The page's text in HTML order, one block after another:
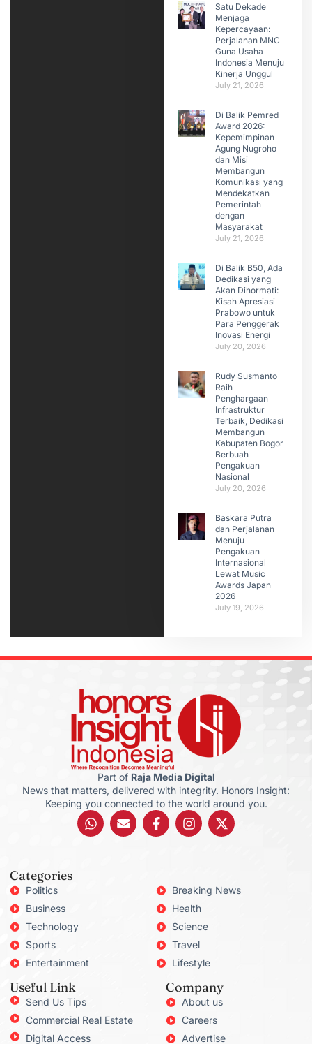
Satu Dekade
Menjaga
Kepercayaan:
Perjalanan MNC
Guna Usaha
Indonesia Menuju
Kinerja Unggul
July 21, 2026
Di Balik Pemred
Award 2026:
Kepemimpinan
Agung Nugroho
dan Misi
Membangun
Komunikasi yang
Mendekatkan
Pemerintah
dengan
Masyarakat
July 21, 2026
Di Balik B50, Ada
Dedikasi yang
Akan Dihormati:
Kisah Apresiasi
Prabowo untuk
Para Penggerak
Inovasi Energi
July 20, 2026
Rudy Susmanto
Raih
Penghargaan
Infrastruktur
Terbaik, Dedikasi
Membangun
Kabupaten Bogor
Berbuah
Pengakuan
Nasional
July 20, 2026
Baskara Putra
dan Perjalanan
Menuju
Pengakuan
Internasional
Lewat Music
Awards Japan
2026
July 19, 2026
Part of Raja Media Digital
News that matters, delivered with integrity. Honors Insight:
Keeping you connected to the world around you.
Categories
Politics
Business
Technology
Sports
Entertainment
Breaking News
Health
Science
Travel
Lifestyle
Useful Link
Send Us Tips
Commercial Real Estate
Digital Access
Company
About us
Careers
Advertise